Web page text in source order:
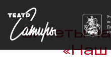
Билеты
«Наш